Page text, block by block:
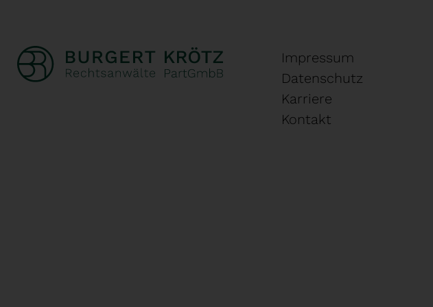
Impressum
Datenschutz
Karriere
Kontakt